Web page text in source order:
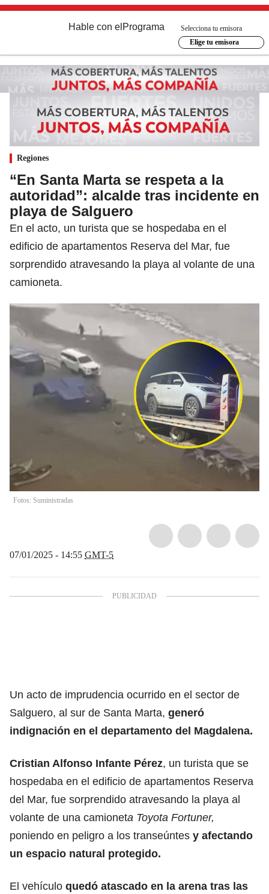
Hable con el Programa
Selecciona tu emisora
Elige tu emisora
Regiones
“En Santa Marta se respeta a la
autoridad”: alcalde tras incidente en
playa de Salguero
En el acto, un turista que se hospedaba en el
edificio de apartamentos Reserva del Mar, fue
sorprendido atravesando la playa al volante de una
camioneta.
Fotos: Suministradas
07/01/2025 - 14:55 GMT-5
Un acto de imprudencia ocurrido en el sector de
Salguero, al sur de Santa Marta, generó
indignación en el departamento del Magdalena.
Cristian Alfonso Infante Pérez, un turista que se
hospedaba en el edificio de apartamentos Reserva
del Mar, fue sorprendido atravesando la playa al
volante de una camioneta Toyota Fortuner,
poniendo en peligro a los transeúntes y afectando
un espacio natural protegido.
El vehículo quedó atascado en la arena tras las